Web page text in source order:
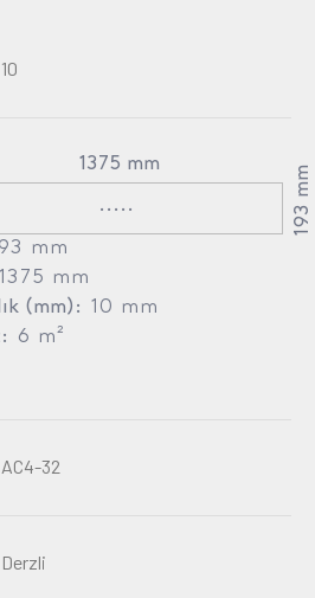
10
1375 mm
.....
193 mm
mm
1375 mm
(mm): 10 mm
6 m²
AC4-32
Derzli